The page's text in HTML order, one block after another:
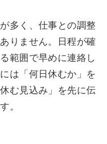
多く、仕事との調整
りません。日程が確
範囲で早めに連絡し
は「何日休むか」を
む見込み」を先に伝
。